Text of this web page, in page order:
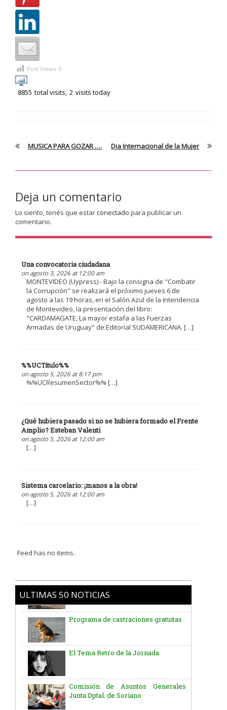
Post Views: 0
8855 total visits, 2 visits today
MUSICA PARA GOZAR …. Dia Internacional de la Mujer
Deja un comentario
Lo siento, tenés que estarconectado para publicar un
comentario.
Una convocatoria ciudadana
on agosto 3, 2026 at 12:00 am
MONTEVIDEO (Uypress) - Bajo la consigna de "Combatir
la Corrupción" se realizará el próximo jueves 6 de
agosto a las 19 horas, en el Salón Azul de la Intendencia
de Montevideo, la presentación del libro:
"CARDAMAGATE, La mayor estafa a las Fuerzas
Armadas de Uruguay" de Editorial SUDAMERICANA. […]
%%UCTitulo%%
on agosto 5, 2026 at 8:17 pm
%%UCResumenSector%% […]
¿Qué hubiera pasado si no se hubiera formado el Frente
Amplio? Esteban Valenti
on agosto 5, 2026 at 12:00 am
[…]
Sistema carcelario: ¡manos a la obra!
on agosto 5, 2026 at 12:00 am
[…]
Feed has no items.
ULTIMAS 50 NOTICIAS
Programa de castraciones gratuitas
El Tema Retro de la Jornada
Comisión de Asuntos Generales
Junta Dptal. de Soriano